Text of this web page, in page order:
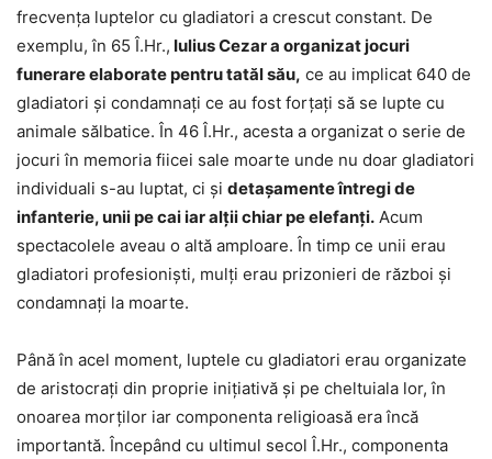
frecvența luptelor cu gladiatori a crescut constant. De
exemplu, în 65 Î.Hr., Iulius Cezar a organizat jocuri
funerare elaborate pentru tatăl său, ce au implicat 640 de
gladiatori și condamnați ce au fost forțați să se lupte cu
animale sălbatice. În 46 Î.Hr., acesta a organizat o serie de
jocuri în memoria fiicei sale moarte unde nu doar gladiatori
individuali s-au luptat, ci și detașamente întregi de
infanterie, unii pe cai iar alții chiar pe elefanți. Acum
spectacolele aveau o altă amploare. În timp ce unii erau
gladiatori profesioniști, mulți erau prizonieri de război și
condamnați la moarte.
Până în acel moment, luptele cu gladiatori erau organizate
de aristocrați din proprie inițiativă și pe cheltuiala lor, în
onoarea morților iar componenta religioasă era încă
importantă. Începând cu ultimul secol Î.Hr., componenta